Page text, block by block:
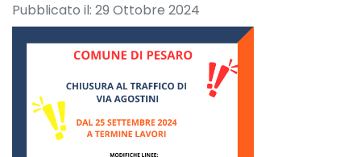
Pubblicato il: 29 Ottobre 2024